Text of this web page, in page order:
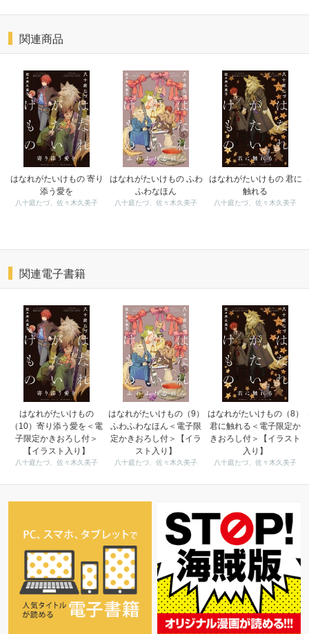
関連商品
はなれがたいけもの 寄り
添う愛を
八十庭たづ、佐々木久美子
はなれがたいけもの ふわ
ふわなほん
八十庭たづ、佐々木久美子
はなれがたいけもの 君に
触れる
八十庭たづ、佐々木久美子
関連電子書籍
はなれがたいけもの
（10）寄り添う愛を＜電
子限定かきおろし付＞
【イラスト入り】
八十庭たづ、佐々木久美子
はなれがたいけもの（9）
ふわふわなほん＜電子限
定かきおろし付＞【イラ
スト入り】
八十庭たづ、佐々木久美子
はなれがたいけもの（8）
君に触れる＜電子限定か
きおろし付＞【イラスト
入り】
八十庭たづ、佐々木久美子